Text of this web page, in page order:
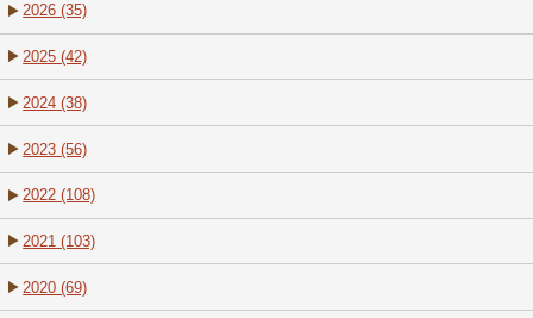
2026 (35)
2025 (42)
2024 (38)
2023 (56)
2022 (108)
2021 (103)
2020 (69)